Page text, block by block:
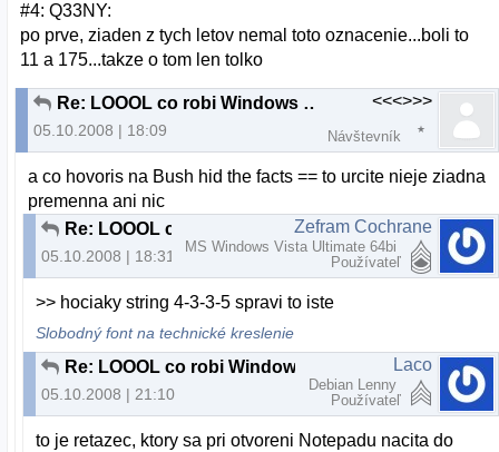
#4: Q33NY:
po prve, ziaden z tych letov nemal toto oznacenie...boli to
11 a 175...takze o tom len tolko
Re: LOOOL co robi Windows (extra dobre)
05.10.2008 | 18:09
<<<>>>
Návštevník
a co hovoris na Bush hid the facts == to urcite nieje ziadna
premenna ani nic
Re: LOOOL co robi Windows (extra dobre)
05.10.2008 | 18:31
Zefram Cochrane
MS Windows Vista Ultimate 64bi
Používateľ
>> hociaky string 4-3-3-5 spravi to iste
Slobodný font na technické kreslenie
05.10.2008 | 21:10
Laco
Debian Lenny
Používateľ
to je retazec, ktory sa pri otvoreni Notepadu nacita do